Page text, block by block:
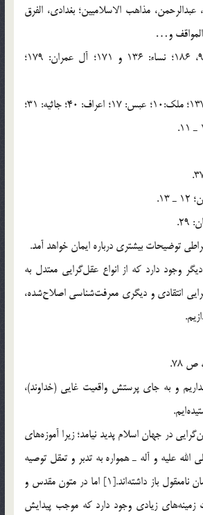
عبدالرحمن، مذاهب الاسلاميين؛ بغدادي، الفرق
و…
[3] . رك: بقره: 41، 91، 186؛ نساء: 136 و 171؛ آل عمران: 179؛
[4] . رك:‌بقره:‌86؛ نساء: 137؛ ملك:10؛ عبس: 17؛ اعراف: 40؛ جاثيه: 31؛
وجود دارد كه از انواع عقل‌گرايي معتدل به
انتقادي و ديگري معرفت‌شناسي اصلاح‌شده،
و به جاي پرستش واقعيت غايي (خداوند)،
در جهان اسلام پديد نيامد؛ زيرا آموزه‌هاي
عليه و آله ـ همواره به تدبر و تعقل توصيه
كرده‌اند و مؤمنان را از ايمان نامعقول باز داشته‌اند.[1] اما در متون مقدس و
زيادي وجود دارد كه موجب پيدايش